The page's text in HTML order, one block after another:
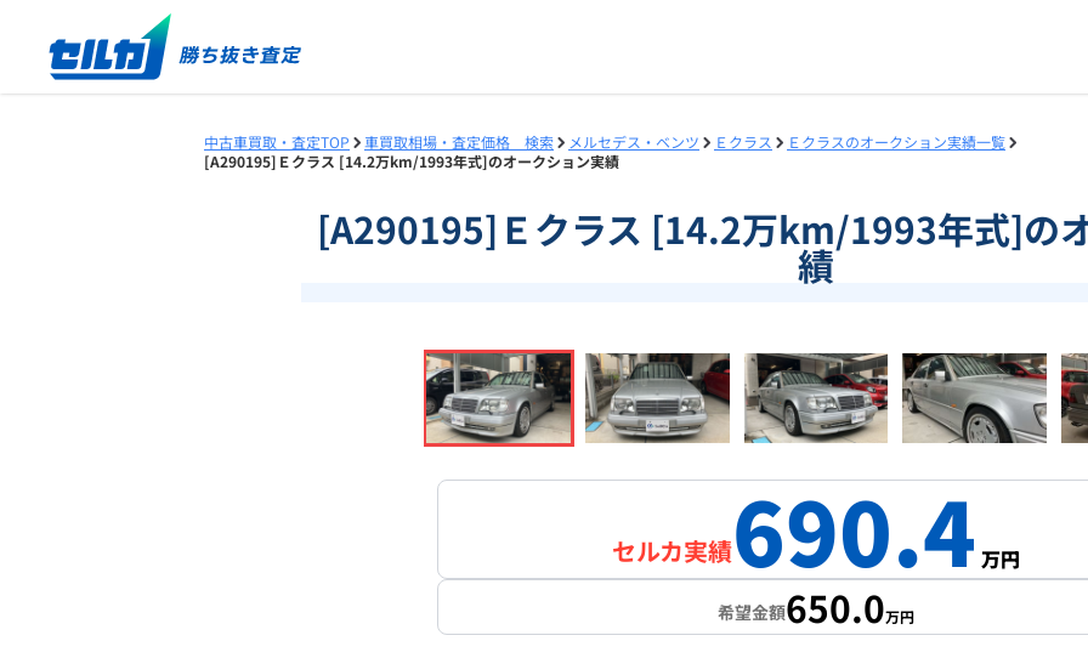
中古車買取・査定TOP 車買取相場・査定価格 検索 メルセデス・ベンツ Ｅクラス
Ｅクラスのオークション実績一覧
[A290195]Ｅクラス [14.2万km/1993年式]のオークション実績
[A290195]Ｅクラス [14.2万km/1993年式]の
績
セルカ実績690.4 万円
希望金額650.0万円